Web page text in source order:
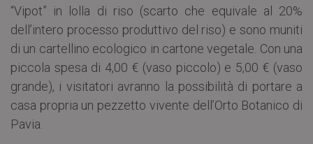
“Vipot” in lolla di riso (scarto che equivale al 20%
dell’intero processo produttivo del riso) e sono muniti
di un cartellino ecologico in cartone vegetale. Con una
piccola spesa di 4,00 € (vaso piccolo) e 5,00 € (vaso
grande), i visitatori avranno la possibilità di portare a
casa propria un pezzetto vivente dell’Orto Botanico di
Pavia.